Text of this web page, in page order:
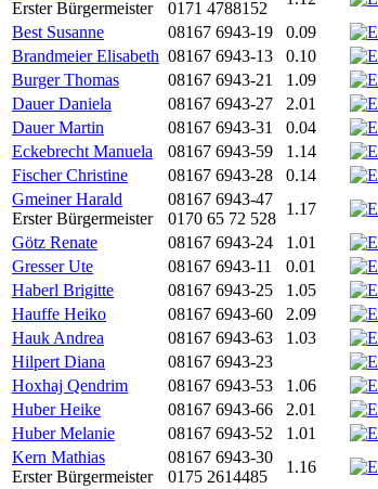
Erster Bürgermeister
0171 4788152
Best Susanne
08167 6943-19 0.09
Brandmeier Elisabeth 08167 6943-13 0.10
Burger Thomas
08167 6943-21 1.09
Dauer Daniela
08167 6943-27 2.01
Dauer Martin
08167 6943-31 0.04
Eckebrecht Manuela
08167 6943-59 1.14
Fischer Christine
08167 6943-28 0.14
Gmeiner Harald
Erster Bürgermeister
08167 6943-47
0170 65 72 528
1.17
Götz Renate
08167 6943-24 1.01
Gresser Ute
08167 6943-11 0.01
Haberl Brigitte
08167 6943-25 1.05
Hauffe Heiko
08167 6943-60 2.09
Hauk Andrea
08167 6943-63 1.03
Hilpert Diana
08167 6943-23
Hoxhaj Qendrim
08167 6943-53 1.06
Huber Heike
08167 6943-66 2.01
Huber Melanie
08167 6943-52 1.01
Kern Mathias
Erster Bürgermeister
08167 6943-30
0175 2614485
1.16